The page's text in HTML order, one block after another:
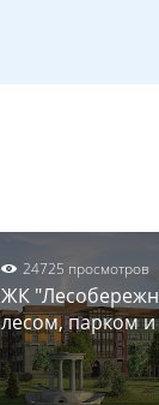
24725 просмотров
ЖК
лесом, парком